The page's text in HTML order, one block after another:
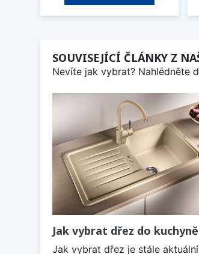
SOUVISEJÍCÍ ČLÁNKY Z
Nevíte jak vybrat? Nahlédněte
Jak vybrat dřez do kuchyně
Jak vybrat dřez je stále aktuální